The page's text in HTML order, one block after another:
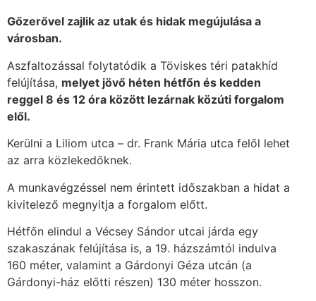
Gőzerővel zajlik az utak és hidak megújulása a
városban.
Aszfaltozással folytatódik a Töviskes téri patakhíd
felújítása, melyet jövő héten hétfőn és kedden
reggel 8 és 12 óra között lezárnak közúti forgalom
elől.
Kerülni a Liliom utca – dr. Frank Mária utca felől lehet
az arra közlekedőknek.
A munkavégzéssel nem érintett időszakban a hidat a
kivitelező megnyitja a forgalom előtt.
Hétfőn elindul a Vécsey Sándor utcai járda egy
szakaszának felújítása is, a 19. házszámtól indulva
160 méter, valamint a Gárdonyi Géza utcán (a
Gárdonyi-ház előtti részen) 130 méter hosszon.